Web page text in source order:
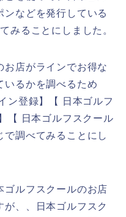
ンなどを発行している
みることにしました。
お店がラインでお得な
いるかを調べるため
ン登録】【 日本ゴルフ
【 日本ゴルフスクール
で調べてみることにし
ゴルフスクールのお店
、、日本ゴルフスク